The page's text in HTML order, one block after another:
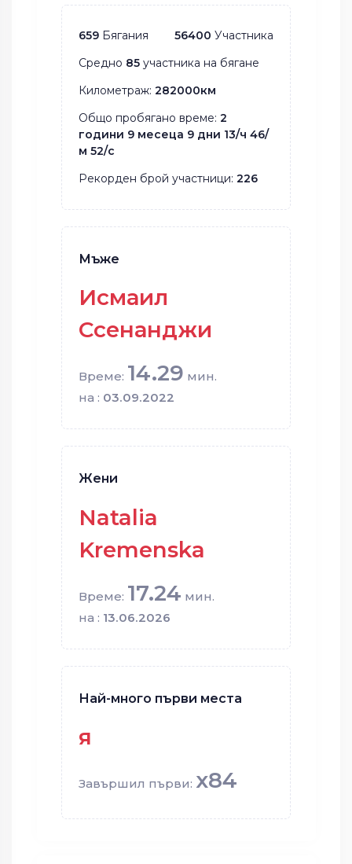
659 Бягания 56400 Участника
Средно 85 участника на бягане
Километраж: 282000км
Общо пробягано време: 2
години 9 месеца 9 дни 13/ч 46/
м 52/с
Рекорден брой участници: 226
Мъже
Исмаил
Ссенанджи
Време: 14.29 мин.
на : 03.09.2022
Жени
Natalia
Kremenska
Време: 17.24 мин.
на : 13.06.2026
Най-много първи места
я
Завършил първи: x84